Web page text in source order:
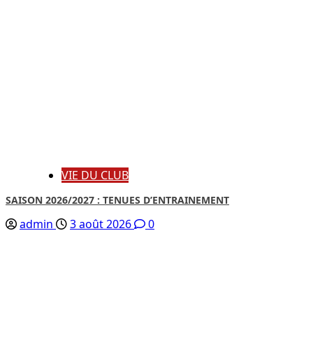
VIE DU CLUB
SAISON 2026/2027 : TENUES D’ENTRAINEMENT
admin 3 août 2026 0